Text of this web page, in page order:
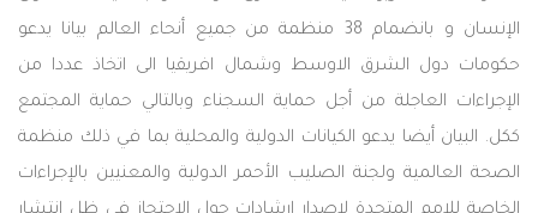
الإنسان و بانضمام 38 منظمة من جميع أنحاء العالم بيانا يدعو
حكومات دول الشرق الاوسط وشمال افريقيا الى اتخاذ عددا من
الإجراءات العاجلة من أجل حماية السجناء وبالتالي حماية المجتمع
ككل. البيان أيضا يدعو الكيانات الدولية والمحلية بما في ذلك منظمة
الصحة العالمية ولجنة الصليب الأحمر الدولية والمعنيين بالإجراءات